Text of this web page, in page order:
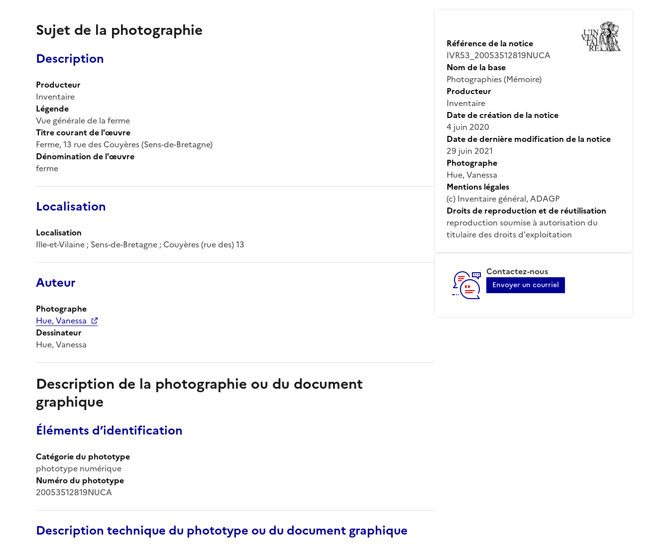
Sujet de la photographie
Description
Producteur
Inventaire
Légende
Vue générale de la ferme
Titre courant de l'œuvre
Ferme, 13 rue des Couyères (Sens-de-Bretagne)
Dénomination de l'œuvre
ferme
Localisation
Localisation
Ille-et-Vilaine ; Sens-de-Bretagne ; Couyères (rue des) 13
Auteur
Photographe
Hue, Vanessa
Dessinateur
Hue, Vanessa
Description de la photographie ou du document
graphique
Éléments d’identification
Catégorie du phototype
phototype numérique
Numéro du phototype
20053512819NUCA
Description technique du phototype ou du document graphique
Référence de la notice
IVR53_20053512819NUCA
Nom de la base
Photographies (Mémoire)
Producteur
Inventaire
Date de création de la notice
4 juin 2020
Date de dernière modification de la notice
29 juin 2021
Photographe
Hue, Vanessa
Mentions légales
(c) Inventaire général, ADAGP
Droits de reproduction et de réutilisation
reproduction soumise à autorisation du
titulaire des droits d'exploitation
Contactez-nous
Envoyer un courriel